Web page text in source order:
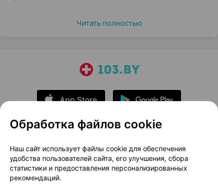
Читать полностью
О проекте
Новости проекта
Размещение рекламы
Медицинский маркетинг
Публичный договор
Доставка
Обработка файлов cookie
Наш сайт использует файлы cookie для обеспечения
удобства пользователей сайта, его улучшения, сбора
статистики и предоставления персонализированных
рекомендаций.